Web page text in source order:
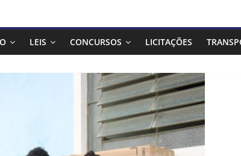
LEIS CONCURSOS LICITAÇÕES